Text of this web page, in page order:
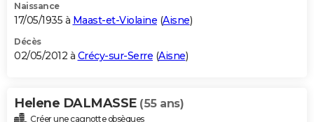
Naissance
17/05/1935 à Maast-et-Violaine (Aisne)
Décès
02/05/2012 à Crécy-sur-Serre (Aisne)
Helene DALMASSE (55 ans)
Créer une cagnotte obsèques